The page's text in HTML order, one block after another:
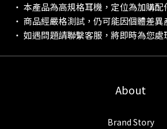
• 本產品為高規格耳機，定位為加購配
• 商品經嚴格測試，仍可能因個體差異
• 如遇問題請聯繫客服，將即時為您處
About
Brand Story